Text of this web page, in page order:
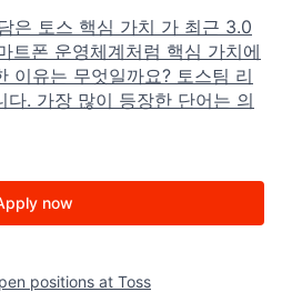
은 토스 핵심 가치 가 최근 3.0
트폰 운영체계처럼 핵심 가치에
이유는 무엇일까요? 토스팀 리
다. 가장 많이 등장한 단어는 의
now
positions at Toss